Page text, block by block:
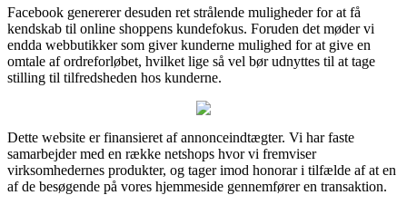
Facebook genererer desuden ret strålende muligheder for at få
kendskab til online shoppens kundefokus. Foruden det møder vi
endda webbutikker som giver kunderne mulighed for at give en
omtale af ordreforløbet, hvilket lige så vel bør udnyttes til at tage
stilling til tilfredsheden hos kunderne.
Dette website er finansieret af annonceindtægter. Vi har faste
samarbejder med en række netshops hvor vi fremviser
virksomhedernes produkter, og tager imod honorar i tilfælde af at en
af de besøgende på vores hjemmeside gennemfører en transaktion.